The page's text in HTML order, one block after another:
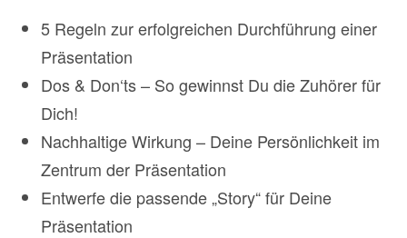
5 Regeln zur erfolgreichen Durchführung einer
Präsentation
Dos & Don‘ts – So gewinnst Du die Zuhörer für
Dich!
Nachhaltige Wirkung – Deine Persönlichkeit im
Zentrum der Präsentation
Entwerfe die passende „Story“ für Deine
Präsentation